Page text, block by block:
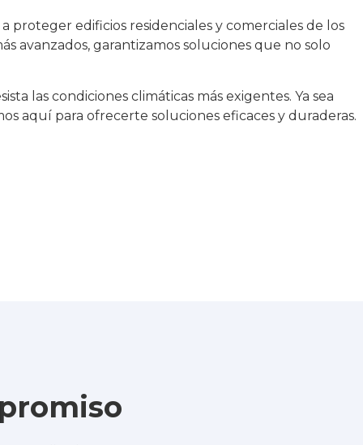
a proteger edificios residenciales y comerciales de los
avanzados, garantizamos soluciones que no solo
las condiciones climáticas más exigentes. Ya sea
aquí para ofrecerte soluciones eficaces y duraderas.